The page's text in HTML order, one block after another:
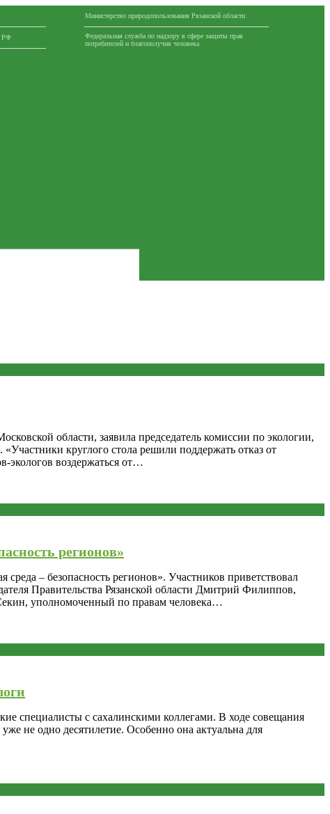
РФ
Министерство природопользования Рязанской области
Федеральная служба по надзору в сфере защиты прав
потребителей и благополучия человека
области, заявила председатель комиссии по экологии,
круглого стола решили поддержать отказ от
экологов воздержаться от…
регионов»
– безопасность регионов». Участников приветствовал
Правительства Рязанской области Дмитрий Филиппов,
уполномоченный по правам человека…
специалисты с сахалинскими коллегами. В ходе совещания
не одно десятилетие. Особенно она актуальна для